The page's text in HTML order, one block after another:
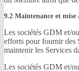
9.2 Maintenance et mise
Les sociétés GDM et/
efforts pour fournir des
maintenir les Services
Les sociétés GDM et/